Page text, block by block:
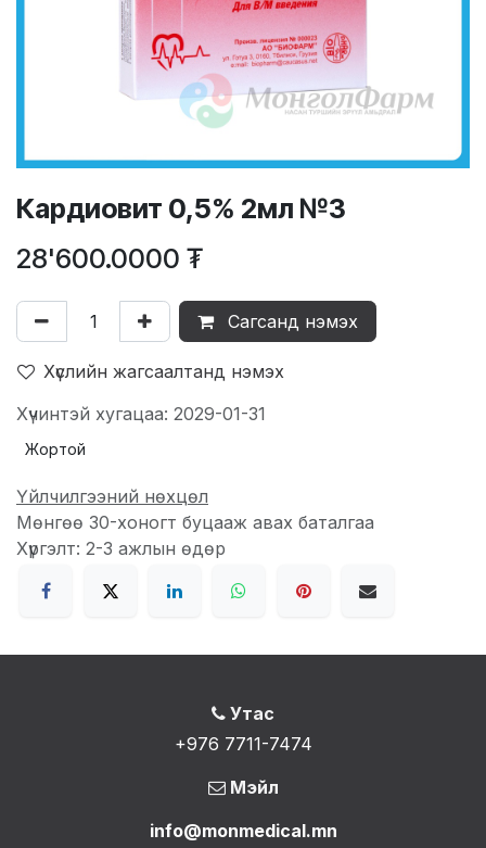
Кардиовит 0,5% 2мл №3
28'600.0000 ₮
Сагсанд нэмэх
Хүслийн жагсаалтанд нэмэх
Хүчинтэй хугацаа: 2029-01-31
Жортой
Үйлчилгээний нөхцөл
Мөнгөө 30-хоногт буцааж авах баталгаа
Хүргэлт: 2-3 ажлын өдөр
Утас
+976 7711-7474
Мэйл
info@monmedical.mn